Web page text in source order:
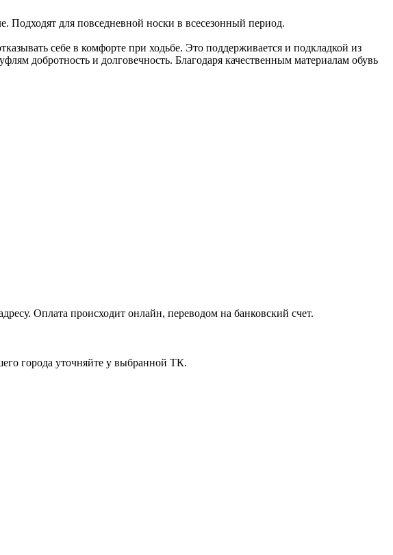
для повседневной носки в всесезонный период.
себе в комфорте при ходьбе. Это поддерживается и подкладкой из
добротность и долговечность. Благодаря качественным материалам обувь
Оплата происходит онлайн, переводом на банковский счет.
города уточняйте у выбранной ТК.